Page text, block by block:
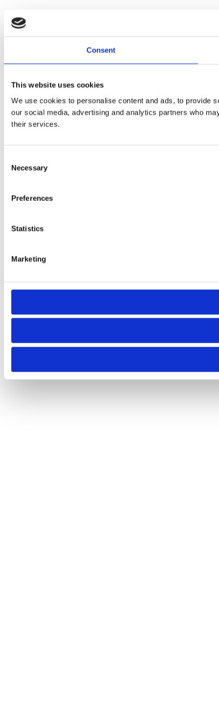
Consent
This website uses cookies
We use cookies to personalise content and ads, to provide
our social media, advertising and analytics partners who
their services.
Selection
Necessary
Preferences
Statistics
Marketing